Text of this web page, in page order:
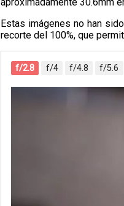
Estas imágenes no han
recorte del 100%, que
f/2.8 f/4 f/4.8 f/5.6